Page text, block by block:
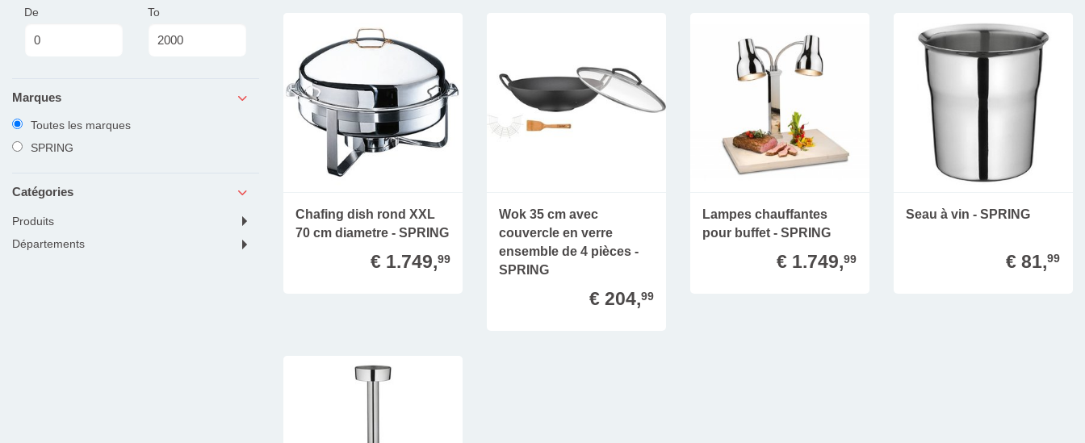
De To
Marques
Toutes les marques
SPRING
Catégories
produits
départements
Chafing dish rond XXL
70 cm diametre - SPRING
€ 1.749,99
Wok 35 cm avec
couvercle en verre
ensemble de 4 pièces -
SPRING
€ 204,99
Lampes chauffantes
pour buffet - SPRING
€ 1.749,99
Seau à vin - SPRING
€ 81,99